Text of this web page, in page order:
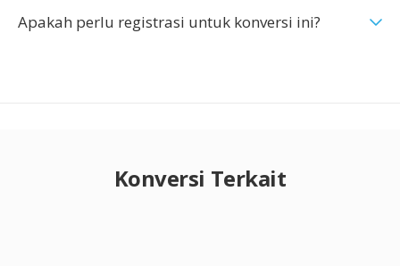
Apakah perlu registrasi untuk konversi ini?
Konversi Terkait